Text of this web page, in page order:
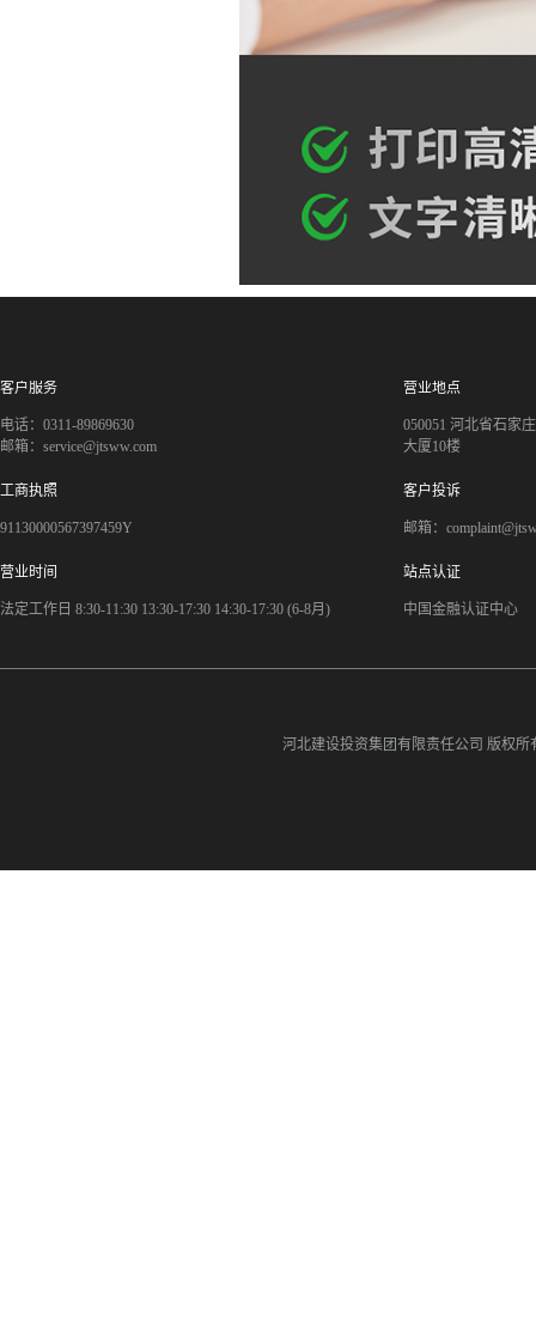
客户服务
电话：0311-89869630
邮箱：service@jtsww.com
营业地点
050051 河北省石家
大厦10楼
工商执照
91130000567397459Y
客户投诉
邮箱：
营业时间
法定工作日 8:30-11:30 13:30-17:30 14:30-17:30 (6-8月)
站点认证
中国金融认证中心
河北建设投资集团有限责任公司 版权所